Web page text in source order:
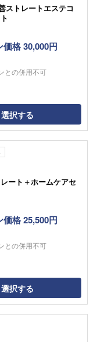
ストレートエステコ
価格 30,000円
との併用不可
選択する
ート＋ホームケアセ
価格 25,500円
との併用不可
選択する